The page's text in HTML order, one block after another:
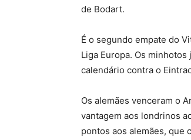
de Bodart.
É o segundo empate do
Liga Europa. Os
calendário contra o
Os alemães venceram o
vantagem aos londrinos
pontos aos alemães, que